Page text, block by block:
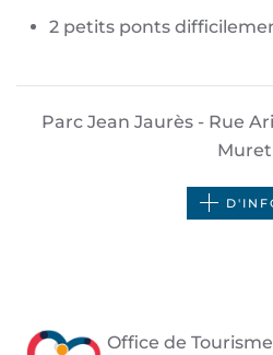
2 petits ponts
Parc Jean Jaurès - Rue
Muret
Office de Tourisme